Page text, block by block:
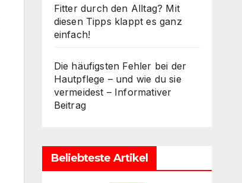
Fitter durch den Alltag? Mit
diesen Tipps klappt es ganz
einfach!
Die häufigsten Fehler bei der
Hautpflege – und wie du sie
vermeidest – Informativer
Beitrag
Beliebteste Artikel